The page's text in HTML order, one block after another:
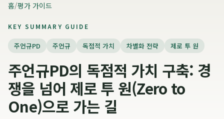
홈/평가 가이드
KEY SUMMARY GUIDE
주언규PD 주언규 독점적 가치 차별화 전략 제로 투 원
주언규PD의 독점적 가치 구축: 경
쟁을 넘어 제로 투 원(Zero to
One)으로 가는 길